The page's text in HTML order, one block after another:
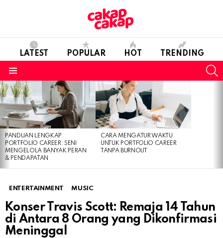
LATEST POPULAR HOT TRENDING
LATEST
STORIES
PANDUAN LENGKAP
PORTFOLIO CAREER: SENI
MENGELOLA BANYAK PERAN
& PENDAPATAN
CARA MENGATUR WAKTU
UNTUK PORTFOLIO CAREER
TANPA BURNOUT
ENTERTAINMENT MUSIC
Konser Travis Scott: Remaja 14 Tahun
di Antara 8 Orang yang Dikonfirmasi
Meninggal